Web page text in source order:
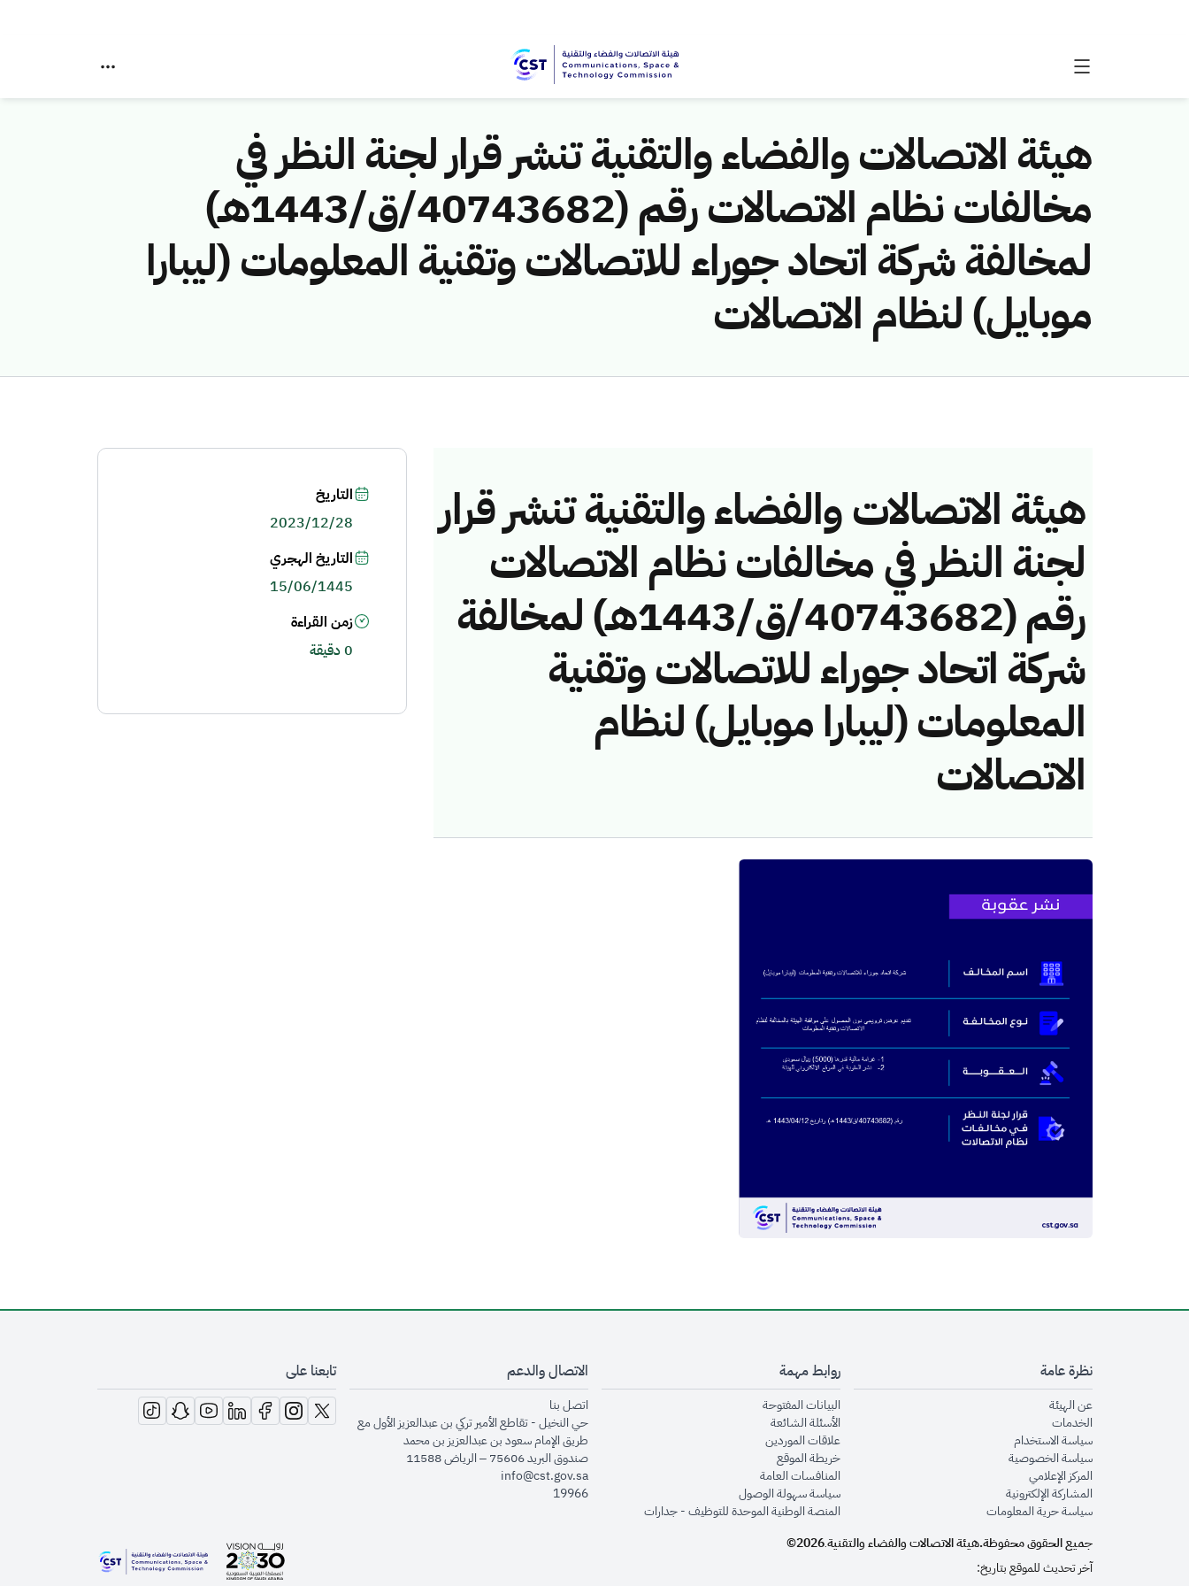
هيئة الاتصالات والفضاء والتقنية تنشر قرار لجنة النظر في
مخالفات نظام الاتصالات رقم (40743682/ق/1443هـ)
لمخالفة شركة اتحاد جوراء للاتصالات وتقنية المعلومات (ليبارا
موبايل) لنظام الاتصالات
هيئة الاتصالات والفضاء والتقنية تنشر قرار
لجنة النظر في مخالفات نظام الاتصالات
رقم (40743682/ق/1443هـ) لمخالفة
شركة اتحاد جوراء للاتصالات وتقنية
المعلومات (ليبارا موبايل) لنظام
الاتصالات
التاريخ
2023/12/28
التاريخ الهجري
15/06/1445
زمن القراءة
0 دقيقة
نظرة عامة
عن الهيئةopens in new window
الخدماتopens in new window
سياسة الاستخدامopens in new window
سياسة الخصوصيةopens in new window
المركز الإعلاميopens in new window
المشاركة الإلكترونيةopens in new window
سياسة حرية المعلوماتopens in new window
روابط مهمة
البيانات المفتوحةopens in new window
الأسئلة الشائعةopens in new window
علاقات الموردينopens in new window
خريطة الموقعopens in new window
المنافسات العامةopens in new window
سياسة سهولة الوصولopens in new window
المنصة الوطنية الموحدة للتوظيف - جداراتopens in new window
الاتصال والدعم
اتصل بنا
حي النخيل - تقاطع الأمير تركي بن عبدالعزيز الأول مع
طريق الإمام سعود بن عبدالعزيز بن محمد
صندوق البريد 75606 – الرياض 11588
info@cst.gov.sa
19966
تابعنا على
opens in new window
opens in new window
opens in new window
opens in new window
opens in new window
opens in new window
opens in new window
جميع الحقوق محفوظة.هيئة الاتصالات والفضاء والتقنية.
2026©
آخر تحديث للموقع بتاريخ:
opens in new window